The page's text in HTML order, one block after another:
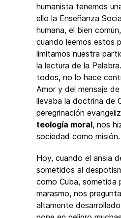
humanista tenemos
ello la Enseñanza
humana, el bien
cuando leemos estos
limitamos nuestra
la lectura de la
todos, no lo hace
Amor y del mensaje
llevaba la doctrina de
peregrinación
teología moral, nos
sociedad como misión.
Hoy, cuando el ansia
sometidos al
como Cuba,
marasmo, nos
altamente